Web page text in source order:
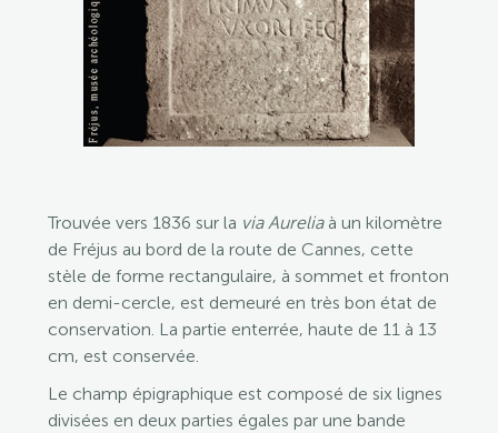
Trouvée vers 1836 sur la via Aureliaà un kilomètre
de Fréjus au bord de la route de Cannes, cette
stèle de forme rectangulaire, à sommet et fronton
en demi-cercle, est demeuré en très bon état de
conservation. La partie enterrée, haute de 11 à 13
cm, est conservée.
Le champ épigraphique est composé de six lignes
divisées en deux parties égales par une bande